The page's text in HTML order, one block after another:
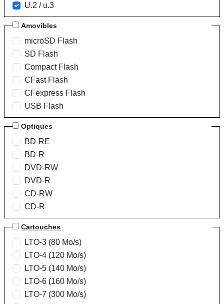
U.2 / u.3
Amovibles
microSD Flash
SD Flash
Compact Flash
CFast Flash
CFexpress Flash
USB Flash
Optiques
BD-RE
BD-R
DVD-RW
DVD-R
CD-RW
CD-R
Cartouches
LTO-3 (80 Mo/s)
LTO-4 (120 Mo/s)
LTO-5 (140 Mo/s)
LTO-6 (160 Mo/s)
LTO-7 (300 Mo/s)